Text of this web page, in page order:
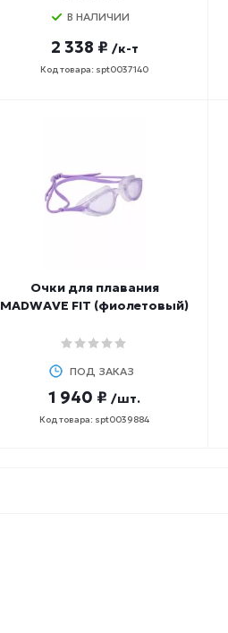
В НАЛИЧИИ
2 338 ₽ /к-т
Код товара: spt0037140
Очки для плавания
MADWAVE FIT (фиолетовый)
ПОД ЗАКАЗ
1 940 ₽ /шт.
Код товара: spt0039884